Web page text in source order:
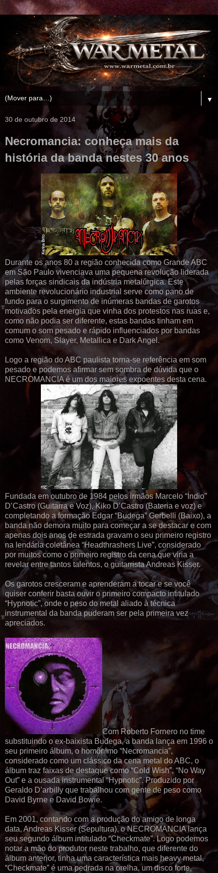
▼
30 de outubro de 2014
Necromancia: conheça mais da
história da banda nestes 30 anos
Durante os anos 80 a região conhecida como Grande ABC
em São Paulo vivenciava uma pequena revolução liderada
pelas forças sindicais da indústria metalúrgica. Este
ambiente revolucionário industrial serve como pano de
fundo para o surgimento de inúmeras bandas de garotos
motivados pela energia que vinha dos protestos nas ruas e,
como não podia ser diferente, estas bandas tinham em
comum o som pesado e rápido influenciados por bandas
como Venom, Slayer, Metallica e Dark Angel.
Logo a região do ABC paulista torna-se referência em som
pesado e podemos afirmar sem sombra de dúvida que o
NECROMANCIA é um dos maiores expoentes desta cena.
Fundada em outubro de 1984 pelos irmãos Marcelo “Índio”
D’Castro (Guitarra e Voz), Kiko D’Castro (Bateria e voz) e
completando a formação Edgar “Budega” Gerbelli (Baixo), a
banda não demora muito para começar a se destacar e com
apenas dois anos de estrada gravam o seu primeiro registro
na lendária coletânea “Headthrashers Live”, considerado
por muitos como o primeiro registro da cena que viria a
revelar entre tantos talentos, o guitarrista Andreas Kisser.
Os garotos cresceram e aprenderam a tocar e se você
quiser conferir basta ouvir o primeiro compacto intitulado
“Hypnotic”, onde o peso do metal aliado à técnica
instrumental da banda puderam ser pela primeira vez
apreciados.
Com Roberto Fornero no time
substituindo o ex-baixista Budega, a banda lança em 1996 o
seu primeiro álbum, o homônimo “Necromancia”,
considerado como um clássico da cena metal do ABC, o
álbum traz faixas de destaque como “Cold Wish”, “No Way
Out” e a ousada instrumental “Hypnotic”. Produzido por
Geraldo D’arbilly que trabalhou com gente de peso como
David Byrne e David Bowie.
Em 2001, contando com a produção do amigo de longa
data, Andreas Kisser (Sepultura), o NECROMANCIA lança
seu segundo álbum intitulado “Checkmate”. Logo podemos
notar a mão do produtor neste trabalho, que diferente do
álbum anterior, tinha uma característica mais heavy metal,
“Checkmate” é uma pedrada na orelha, um disco forte,